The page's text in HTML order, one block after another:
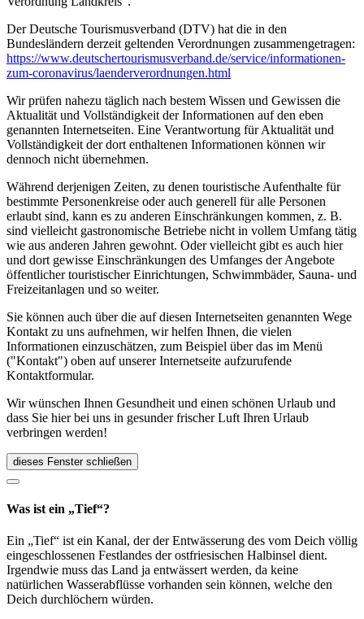
Der Deutsche Tourismusverband (DTV) hat die in den
Bundesländern derzeit geltenden Verordnungen zusammengetragen:
https://www.deutscher­tourismusverband.de/­service/­informationen-
zum-coronavirus/­laenderverordnungen.html
Wir prüfen nahezu täglich nach bestem Wissen und Gewissen die
Aktualität und Vollständigkeit der Informationen auf den eben
genannten Internetseiten. Eine Verantwortung für Aktualität und
Vollständigkeit der dort enthaltenen Informationen können wir
dennoch nicht übernehmen.
Während derjenigen Zeiten, zu denen touristische Aufenthalte für
bestimmte Personenkreise oder auch generell für alle Personen
erlaubt sind, kann es zu anderen Einschränkungen kommen, z. B.
sind vielleicht gastronomische Betriebe nicht in vollem Umfang tätig
wie aus anderen Jahren gewohnt. Oder vielleicht gibt es auch hier
und dort gewisse Einschränkungen des Umfanges der Angebote
öffentlicher touristischer Einrichtungen, Schwimmbäder, Sauna- und
Freizeitanlagen und so weiter.
Sie können auch über die auf diesen Internetseiten genannten Wege
Kontakt zu uns aufnehmen, wir helfen Ihnen, die vielen
Informationen einzuschätzen, zum Beispiel über das im Menü
("Kontakt") oben auf unserer Internetseite aufzurufende
Kontaktformular.
Wir wünschen Ihnen Gesundheit und einen schönen Urlaub und
dass Sie hier bei uns in gesunder frischer Luft Ihren Urlaub
verbringen werden!
dieses Fenster schließen
Was ist ein „Tief“?
Ein „Tief“ ist ein Kanal, der der Entwässerung des vom Deich völlig
eingeschlossenen Festlandes der ostfriesischen Halbinsel dient.
Irgendwie muss das Land ja entwässert werden, da keine
natürlichen Wasserabflüsse vorhanden sein können, welche den
Deich durchlöchern würden.